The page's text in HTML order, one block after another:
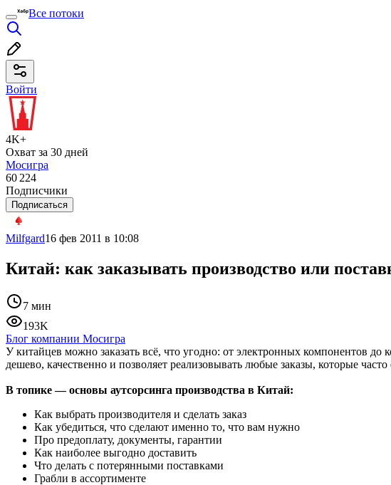
Все потоки
Войти
4K+
Охват за 30 дней
Мосигра
60 224
Подписчики
Подписаться
Milfgard16 фев 2011 в 10:08
Китай: как заказывать производство или
7 мин
193K
Блог компании Мосигра
У китайцев можно заказать всё, что угодно: от электронных компонентов
дешево, качественно и позволяет реализовывать любые заказы, которые
В топике — основы аутсорсинга производства в Китай:
Как выбрать производителя и сделать заказ
Как убедиться, что сделают именно то, что вам нужно
Про предоплату, документы, гарантии
Как наиболее выгодно доставить
Что делать с потерянными поставками
Грабли в ассортименте